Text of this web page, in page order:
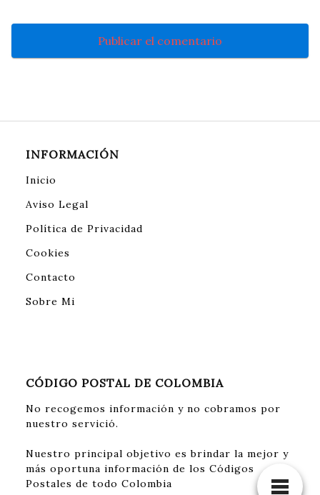
INFORMACIÓN
Inicio
Aviso Legal
Política de Privacidad
Cookies
Contacto
Sobre Mi
CÓDIGO POSTAL DE COLOMBIA
No recogemos información y no cobramos por
nuestro servició.
Nuestro principal objetivo es brindar la mejor y
más oportuna información de los Códigos
Postales de todo Colombia